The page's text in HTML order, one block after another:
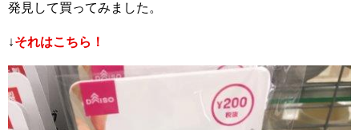
発見して買ってみました。
↓それはこちら！